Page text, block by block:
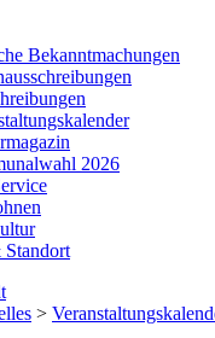
Bekanntmachungen
2026
>